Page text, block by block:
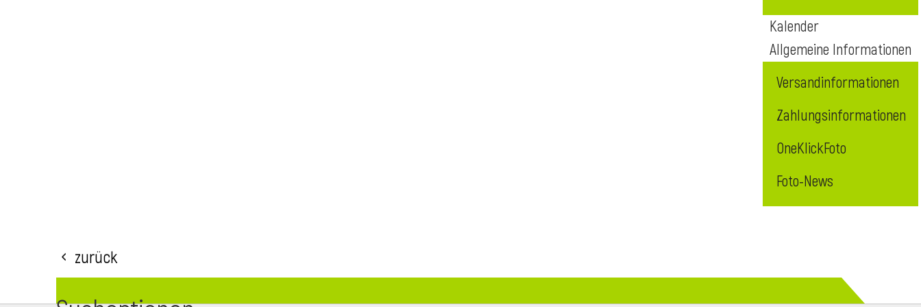
Kalender
Allgemeine Informationen
Versandinformationen
Zahlungsinformationen
OneKlickFoto
Foto-News
Zurück